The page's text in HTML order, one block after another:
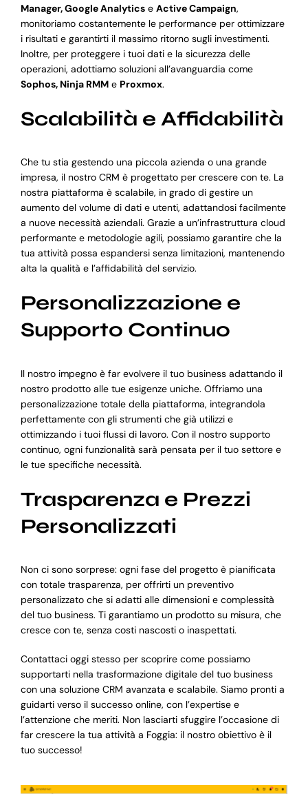
Manager, Google Analyticse Active Campaign,
monitoriamo costantemente le performance per ottimizzare
i risultati e garantirti il massimo ritorno sugli investimenti.
Inoltre, per proteggere i tuoi dati e la sicurezza delle
operazioni, adottiamo soluzioni all’avanguardia come
Sophos, Ninja RMMe Proxmox.
Scalabilità e Affidabilità
Che tu stia gestendo una piccola azienda o una grande
impresa, il nostro CRM è progettato per crescere con te. La
nostra piattaforma è scalabile, in grado di gestire un
aumento del volume di dati e utenti, adattandosi facilmente
a nuove necessità aziendali. Grazie a un’infrastruttura cloud
performante e metodologie agili, possiamo garantire che la
tua attività possa espandersi senza limitazioni, mantenendo
alta la qualità e l’affidabilità del servizio.
Personalizzazione e
Supporto Continuo
Il nostro impegno è far evolvere il tuo business adattando il
nostro prodotto alle tue esigenze uniche. Offriamo una
personalizzazione totale della piattaforma, integrandola
perfettamente con gli strumenti che già utilizzi e
ottimizzando i tuoi flussi di lavoro. Con il nostro supporto
continuo, ogni funzionalità sarà pensata per il tuo settore e
le tue specifiche necessità.
Trasparenza e Prezzi
Personalizzati
Non ci sono sorprese: ogni fase del progetto è pianificata
con totale trasparenza, per offrirti un preventivo
personalizzato che si adatti alle dimensioni e complessità
del tuo business. Ti garantiamo un prodotto su misura, che
cresce con te, senza costi nascosti o inaspettati.
Contattaci oggi stesso per scoprire come possiamo
supportarti nella trasformazione digitale del tuo business
con una soluzione CRM avanzata e scalabile. Siamo pronti a
guidarti verso il successo online, con l’expertise e
l’attenzione che meriti. Non lasciarti sfuggire l’occasione di
far crescere la tua attività a Foggia: il nostro obiettivo è il
tuo successo!